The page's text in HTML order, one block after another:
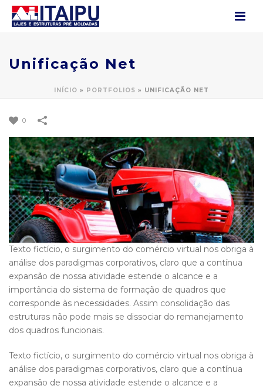
Unificação Net
INÍCIO » PORTFOLIOS » UNIFICAÇÃO NET
0
Texto fictício, o surgimento do comércio virtual nos obriga à
análise dos paradigmas corporativos, claro que a contínua
expansão de nossa atividade estende o alcance e a
importância do sistema de formação de quadros que
corresponde às necessidades. Assim consolidação das
estruturas não pode mais se dissociar do remanejamento
dos quadros funcionais.
Texto fictício, o surgimento do comércio virtual nos obriga à
análise dos paradigmas corporativos, claro que a contínua
expansão de nossa atividade estende o alcance e a